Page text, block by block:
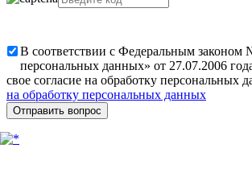
В соответствии с Федеральным
персональных данных» от 27.07.2006
свое согласие на обработку персональных
на обработку персональных данных